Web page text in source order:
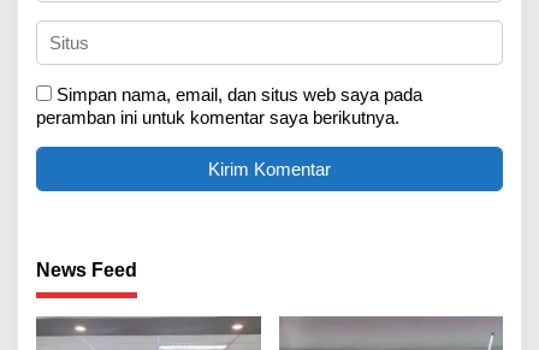
Simpan nama, email, dan situs web saya pada
peramban ini untuk komentar saya berikutnya.
News Feed